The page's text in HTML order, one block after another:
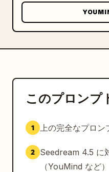
このプロンプ
1 上の完全なプロン
2
Seedream 4.5 に
（YouMind など